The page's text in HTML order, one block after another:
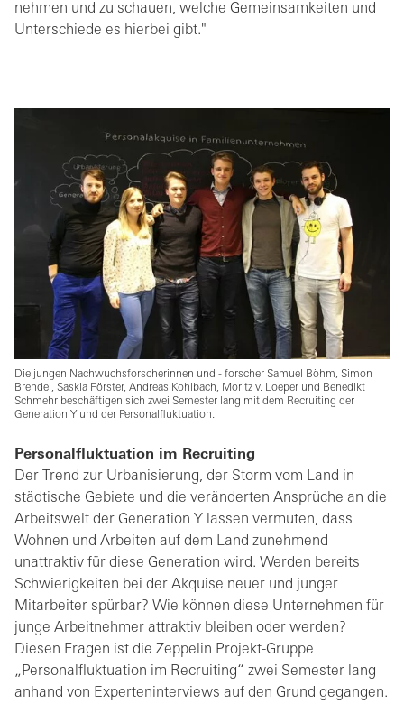
nehmen und zu schauen, welche Gemeinsamkeiten und
Unterschiede es hierbei gibt."
Die jungen Nachwuchsforscherinnen und - forscher Samuel Böhm, Simon
Brendel, Saskia Förster, Andreas Kohlbach, Moritz v. Loeper und Benedikt
Schmehr beschäftigen sich zwei Semester lang mit dem Recruiting der
Generation Y und der Personalfluktuation.
Personalfluktuation im Recruiting
Der Trend zur Urbanisierung, der Storm vom Land in
städtische Gebiete und die veränderten Ansprüche an die
Arbeitswelt der Generation Y lassen vermuten, dass
Wohnen und Arbeiten auf dem Land zunehmend
unattraktiv für diese Generation wird. Werden bereits
Schwierigkeiten bei der Akquise neuer und junger
Mitarbeiter spürbar? Wie können diese Unternehmen für
junge Arbeitnehmer attraktiv bleiben oder werden?
Diesen Fragen ist die Zeppelin Projekt-Gruppe
„Personalfluktuation im Recruiting“ zwei Semester lang
anhand von Experteninterviews auf den Grund gegangen.